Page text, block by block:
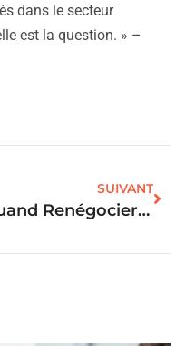
dans le secteur
est la question. » –
SUIVANT
Quand Renégocier Son Prêt Immobilier ?